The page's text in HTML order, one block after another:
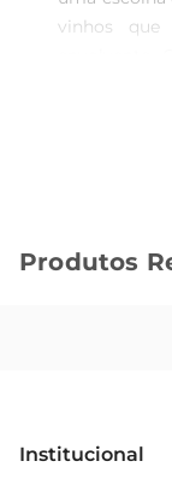
vinhos que
vinho se
O
Produtos
Institucional